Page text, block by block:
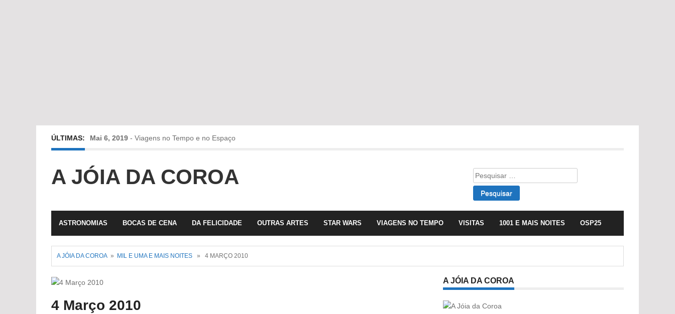
ÚLTIMAS: Mai 6, 2019 - Viagens no Tempo e no Espaço
Fev 22, 2019-Jorge Rodrigues conversa com Olga Roriz
A JÓIA DA COROA
Pesquisar
por:
ASTRONOMIAS BOCAS DE CENA DA FELICIDADE OUTRAS ARTES STAR WARS VIAGENS NO TEMPO VISITAS 1001 E MAIS NOITES OSP25
A JÓIA DA COROA » MIL E UMA E MAIS NOITES » 4 MARÇO 2010
4 Março 2010
A JÓIA DA COROA